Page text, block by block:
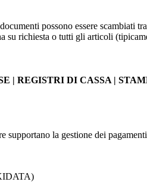
possono essere scambiati
su richiesta o tutti gli articoli
| REGISTRI DI CASSA |
supportano la gestione dei